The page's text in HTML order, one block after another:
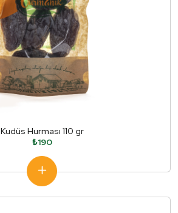
Kudüs Hurması 110 gr
₺190